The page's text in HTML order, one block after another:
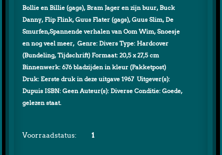
Bollie en Billie (gags), Bram Jager en zijn buur, Buck
Danny, Flip Flink, Guus Flater (gags), Guus Slim, De
Smurfen,Spannende verhalen van Oom Wim, Snoesje
en nog veel meer, Genre: Divers Type: Hardcover
(Bundeling, Tijdschrift) Formaat: 20,5 x 27,5 cm
Binnenwerk: 676 bladzijden in kleur (Pakketpost)
Druk: Eerste druk in deze uitgave 1967 Uitgever(s):
Dupuis ISBN: Geen Auteur(s): Diverse Conditie: Goede,
gelezen staat.
Voorraadstatus: 1